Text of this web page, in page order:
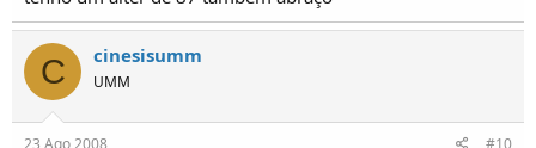
C cinesisumm
UMM
23 Ago 2008 #10